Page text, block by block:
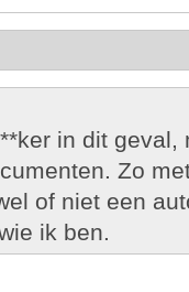
in dit geval,
Zo
of niet een
ik ben.